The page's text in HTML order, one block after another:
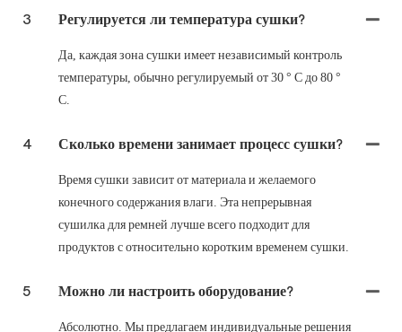
3 Регулируется ли температура сушки?
Да, каждая зона сушки имеет независимый контроль
температуры, обычно регулируемый от 30 ° C до 80 °
C.
4 Сколько времени занимает процесс сушки?
Время сушки зависит от материала и желаемого
конечного содержания влаги. Эта непрерывная
сушилка для ремней лучше всего подходит для
продуктов с относительно коротким временем сушки.
5 Можно ли настроить оборудование?
Абсолютно. Мы предлагаем индивидуальные решения